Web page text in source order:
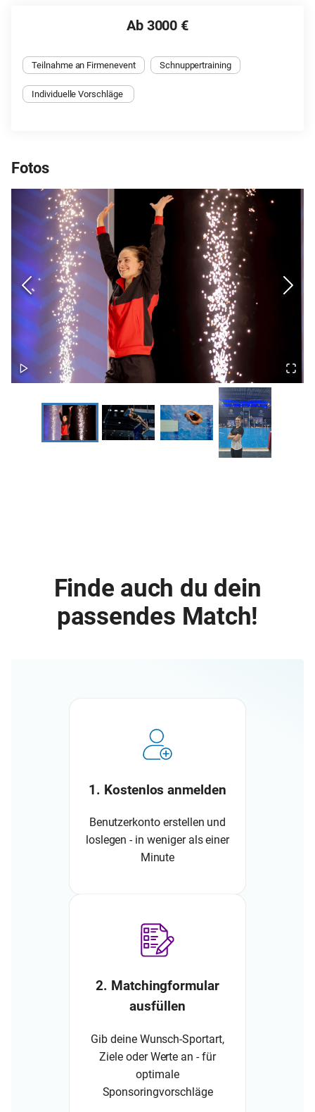
Ab 3000 €
Teilnahme an Firmenevent Schnuppertraining
Individuelle Vorschläge
Fotos
Finde auch du dein
passendes Match!
1. Kostenlos anmelden
Benutzerkonto erstellen und
loslegen - in weniger als einer
Minute
2. Matchingformular
ausfüllen
Gib deine Wunsch-Sportart,
Ziele oder Werte an - für
optimale
Sponsoringvorschläge